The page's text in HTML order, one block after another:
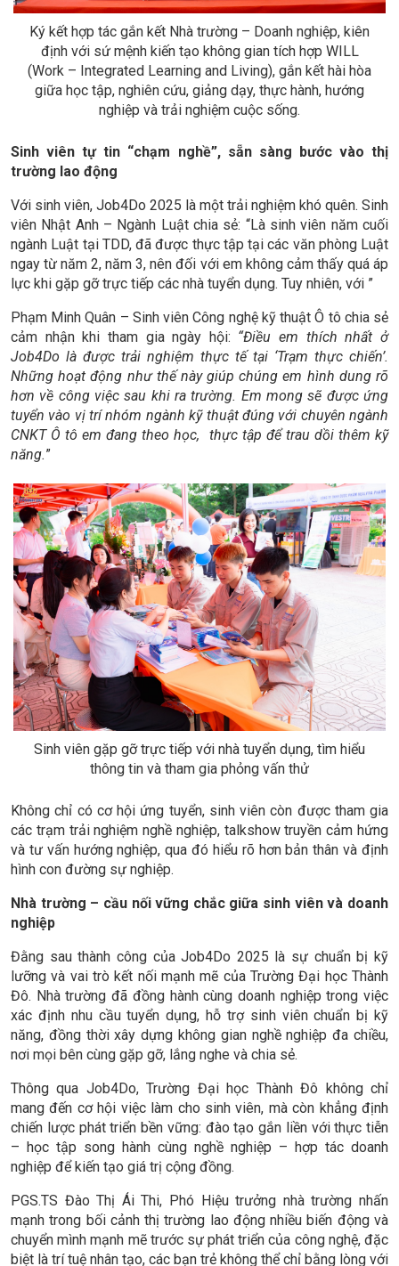
Ký kết hợp tác gắn kết Nhà trường – Doanh nghiệp, kiên
định với sứ mệnh kiến tạo không gian tích hợp WILL
(Work – Integrated Learning and Living), gắn kết hài hòa
giữa học tập, nghiên cứu, giảng dạy, thực hành, hướng
nghiệp và trải nghiệm cuộc sống.
Sinh viên tự tin “chạm nghề”, sẵn sàng bước vào thị
trường lao động
Với sinh viên, Job4Do 2025 là một trải nghiệm khó quên. Sinh
viên Nhật Anh – Ngành Luật chia sẻ: “Là sinh viên năm cuối
ngành Luật tại TDD, đã được thực tập tại các văn phòng Luật
ngay từ năm 2, năm 3, nên đối với em không cảm thấy quá áp
lực khi gặp gỡ trực tiếp các nhà tuyển dụng. Tuy nhiên, với ”
Phạm Minh Quân – Sinh viên Công nghệ kỹ thuật Ô tô chia sẻ
cảm nhận khi tham gia ngày hội: “Điều em thích nhất ở
Job4Do là được trải nghiệm thực tế tại ‘Trạm thực chiến’.
Những hoạt động như thế này giúp chúng em hình dung rõ
hơn về công việc sau khi ra trường. Em mong sẽ được ứng
tuyển vào vị trí nhóm ngành kỹ thuật đúng với chuyên ngành
CNKT Ô tô em đang theo học, thực tập để trau dồi thêm kỹ
năng.”
Sinh viên gặp gỡ trực tiếp với nhà tuyển dụng, tìm hiểu
thông tin và tham gia phỏng vấn thử
Không chỉ có cơ hội ứng tuyển, sinh viên còn được tham gia
các trạm trải nghiệm nghề nghiệp, talkshow truyền cảm hứng
và tư vấn hướng nghiệp, qua đó hiểu rõ hơn bản thân và định
hình con đường sự nghiệp.
Nhà trường – cầu nối vững chắc giữa sinh viên và doanh
nghiệp
Đằng sau thành công của Job4Do 2025 là sự chuẩn bị kỹ
lưỡng và vai trò kết nối mạnh mẽ của Trường Đại học Thành
Đô. Nhà trường đã đồng hành cùng doanh nghiệp trong việc
xác định nhu cầu tuyển dụng, hỗ trợ sinh viên chuẩn bị kỹ
năng, đồng thời xây dựng không gian nghề nghiệp đa chiều,
nơi mọi bên cùng gặp gỡ, lắng nghe và chia sẻ.
Thông qua Job4Do, Trường Đại học Thành Đô không chỉ
mang đến cơ hội việc làm cho sinh viên, mà còn khẳng định
chiến lược phát triển bền vững: đào tạo gắn liền với thực tiễn
– học tập song hành cùng nghề nghiệp – hợp tác doanh
nghiệp để kiến tạo giá trị cộng đồng.
PGS.TS Đào Thị Ái Thi, Phó Hiệu trưởng nhà trường nhấn
mạnh trong bối cảnh thị trường lao động nhiều biến động và
chuyển mình mạnh mẽ trước sự phát triển của công nghệ, đặc
biệt là trí tuệ nhân tạo, các bạn trẻ không thể chỉ bằng lòng với